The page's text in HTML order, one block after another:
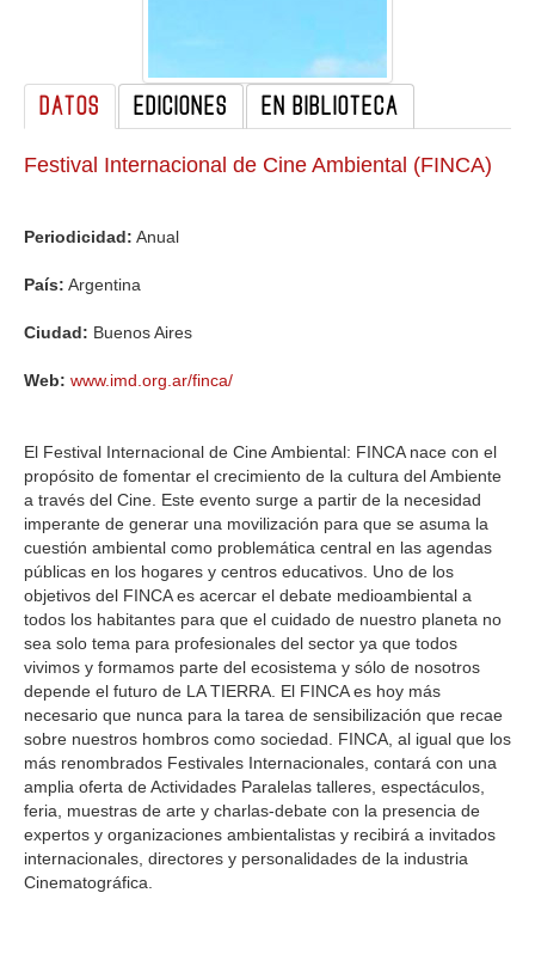
DATOS EDICIONES EN BIBLIOTECA
Festival Internacional de Cine Ambiental (FINCA)
Periodicidad: Anual
País: Argentina
Ciudad: Buenos Aires
Web: www.imd.org.ar/finca/
El Festival Internacional de Cine Ambiental: FINCA nace con el
propósito de fomentar el crecimiento de la cultura del Ambiente
a través del Cine. Este evento surge a partir de la necesidad
imperante de generar una movilización para que se asuma la
cuestión ambiental como problemática central en las agendas
públicas en los hogares y centros educativos. Uno de los
objetivos del FINCA es acercar el debate medioambiental a
todos los habitantes para que el cuidado de nuestro planeta no
sea solo tema para profesionales del sector ya que todos
vivimos y formamos parte del ecosistema y sólo de nosotros
depende el futuro de LA TIERRA. El FINCA es hoy más
necesario que nunca para la tarea de sensibilización que recae
sobre nuestros hombros como sociedad. FINCA, al igual que los
más renombrados Festivales Internacionales, contará con una
amplia oferta de Actividades Paralelas talleres, espectáculos,
feria, muestras de arte y charlas-debate con la presencia de
expertos y organizaciones ambientalistas y recibirá a invitados
internacionales, directores y personalidades de la industria
Cinematográfica.